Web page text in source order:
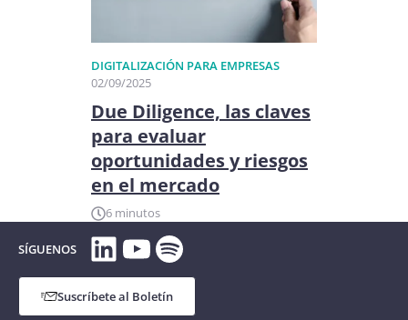
DIGITALIZACIÓN PARA EMPRESAS
02/09/2025
Due Diligence, las claves
para evaluar
oportunidades y riesgos
en el mercado
6 minutos
SÍGUENOS LinkedIn
YouTube
Spotify
Suscríbete al Boletín